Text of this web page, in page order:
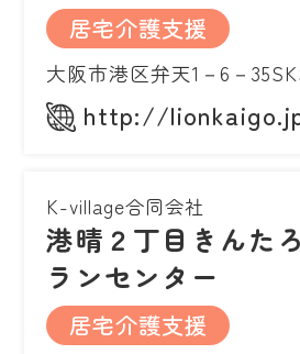
居宅介護支援
大阪市港区弁天1－6－
http://
K-village合同会社
港晴２丁目きんた
ランセンター
居宅介護支援